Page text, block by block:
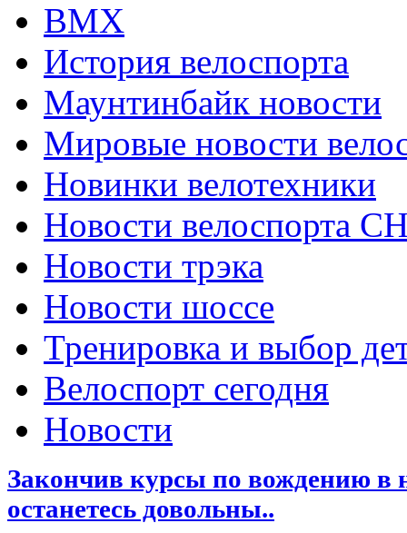
ВМХ
История велоспорта
Маунтинбайк новости
Мировые новости
Новинки велотехники
Новости велоспорта
Новости трэка
Новости шоссе
Тренировка и выбор
Велоспорт сегодня
Новости
Закончив курсы по вождению
останетесь довольны..